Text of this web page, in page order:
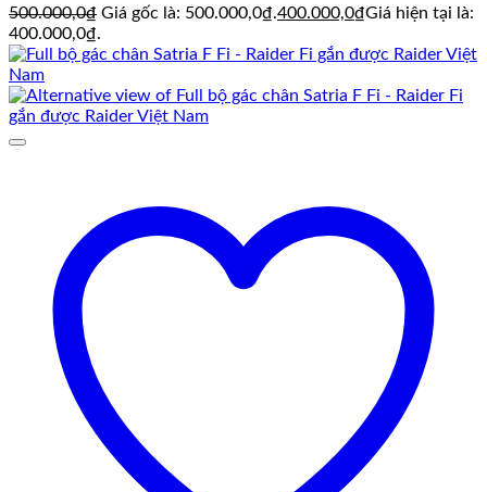
500.000,0₫ Giá gốc là: 500.000,0₫.400.000,0₫Giá hiện tại là:
400.000,0₫.